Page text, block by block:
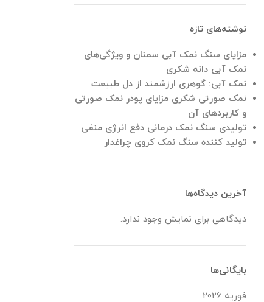
نوشته‌های تازه
مزایای سنگ نمک آبی سمنان و ویژگی‌های
نمک آبی دانه شکری
نمک آبی: گوهری ارزشمند از دل طبیعت
نمک صورتی شکری مزایای پودر نمک صورتی
و کاربردهای آن
تولیدی سنگ نمک درمانی دفع انرژی منفی
تولید کننده سنگ نمک کروی چراغدار
آخرین دیدگاه‌ها
دیدگاهی برای نمایش وجود ندارد.
بایگانی‌ها
فوریه 2026